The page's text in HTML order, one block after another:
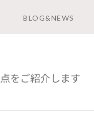
BLOG&NEWS
をご紹介します